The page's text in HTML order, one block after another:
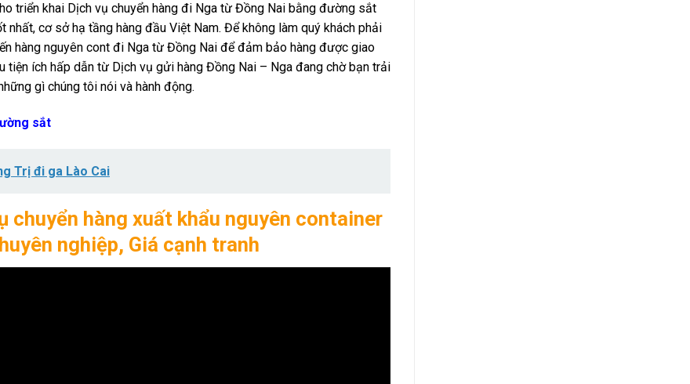
triển khai Dịch vụ chuyển hàng đi Nga từ Đồng Nai bằng đường sắt
cơ sở hạ tầng hàng đầu Việt Nam. Để không làm quý khách phải
hàng nguyên cont đi Nga từ Đồng Nai để đảm bảo hàng được giao
tiện ích hấp dẫn từ Dịch vụ gửi hàng Đồng Nai – Nga đang chờ bạn trải
gì chúng tôi nói và hành động.
sắt
Trị đi ga Lào Cai
chuyển hàng xuất khẩu nguyên container
nghiệp, Giá cạnh tranh